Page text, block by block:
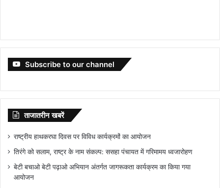
Subscribe to our channel
ताजातरीन खबरें
राष्ट्रीय हाथकरघा दिवस पर विविध कार्यक्रमों का आयोजन
तिरंगे को सलाम, राष्ट्र के नाम संकल्प: ससहा पंचायत में गरिमामय ध्वजारोहण
बेटी बचाओ बेटी पढ़ाओ अभियान अंतर्गत जागरूकता कार्यक्रम का किया गया
आयोजन